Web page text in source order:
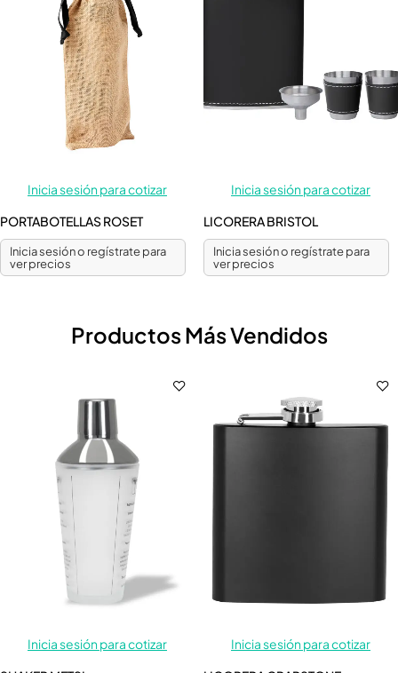
Inicia sesión para cotizar
PORTABOTELLAS ROSET
Inicia sesión o regístrate para
ver precios
Inicia sesión para cotizar
LICORERA BRISTOL
Inicia sesión o regístrate para
ver precios
Productos Más Vendidos
Inicia sesión para cotizar
Inicia sesión para cotizar